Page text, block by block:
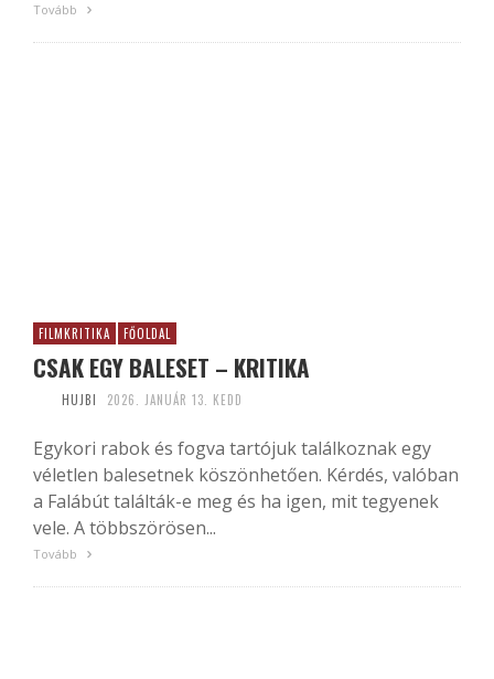
Tovább
FILMKRITIKA FŐOLDAL
CSAK EGY BALESET – KRITIKA
HUJBI 2026. JANUÁR 13. KEDD
Egykori rabok és fogva tartójuk találkoznak egy
véletlen balesetnek köszönhetően. Kérdés, valóban
a Falábút találták-e meg és ha igen, mit tegyenek
vele. A többszörösen...
Tovább